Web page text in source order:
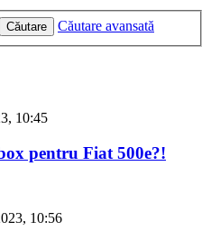
Căutare
Căutare avansată
10:45
pentru Fiat 500e?!
10:56